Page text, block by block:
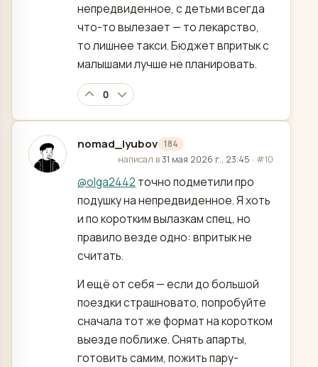
непредвиденное, с детьми всегда
что-то вылезает — то лекарство,
то лишнее такси. Бюджет впритык с
малышами лучше не планировать.
0
nomad_lyubov 184
отредактировано
написал в31 мая 2026 г., 23:45 · #10
@olga2442 точно подметили про
подушку на непредвиденное. Я хоть
и по коротким вылазкам спец, но
правило везде одно: впритык не
считать.
И ещё от себя — если до большой
поездки страшновато, попробуйте
сначала тот же формат на коротком
выезде поближе. Снять апарты,
готовить самим, пожить пару-